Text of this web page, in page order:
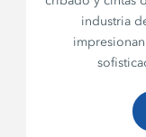
industria